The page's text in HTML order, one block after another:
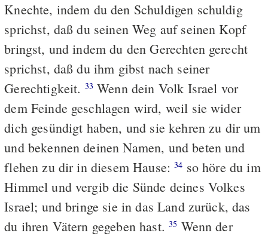
Knechte, indem du den Schuldigen schuldig
sprichst, daß du seinen Weg auf seinen Kopf
bringst, und indem du den Gerechten gerecht
sprichst, daß du ihm gibst nach seiner
Gerechtigkeit. 33 Wenn dein Volk Israel vor
dem Feinde geschlagen wird, weil sie wider
dich gesündigt haben, und sie kehren zu dir um
und bekennen deinen Namen, und beten und
flehen zu dir in diesem Hause:34 so höre du im
Himmel und vergib die Sünde deines Volkes
Israel; und bringe sie in das Land zurück, das
du ihren Vätern gegeben hast.35 Wenn der